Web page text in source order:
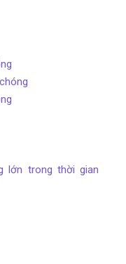
lớn trong thời gian